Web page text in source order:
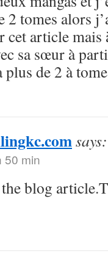
2 tomes alors
cet article
sa sœur à
de 2 à
says:
50 min
blog